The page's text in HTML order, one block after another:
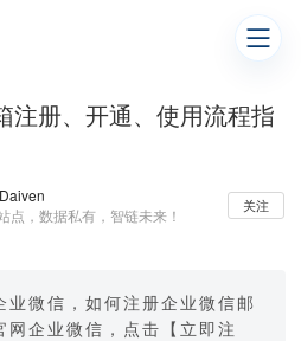
注册、开通、使用流程指
Daiven
点，数据私有，智链未来！
关注
业微信，如何注册企业微信邮
网企业微信，点击【立即注